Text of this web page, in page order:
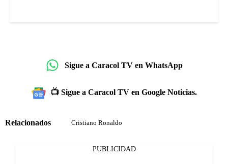
Sigue a Caracol TV en WhatsApp
📺 Sigue a Caracol TV en Google Noticias.
Relacionados Cristiano Ronaldo
PUBLICIDAD